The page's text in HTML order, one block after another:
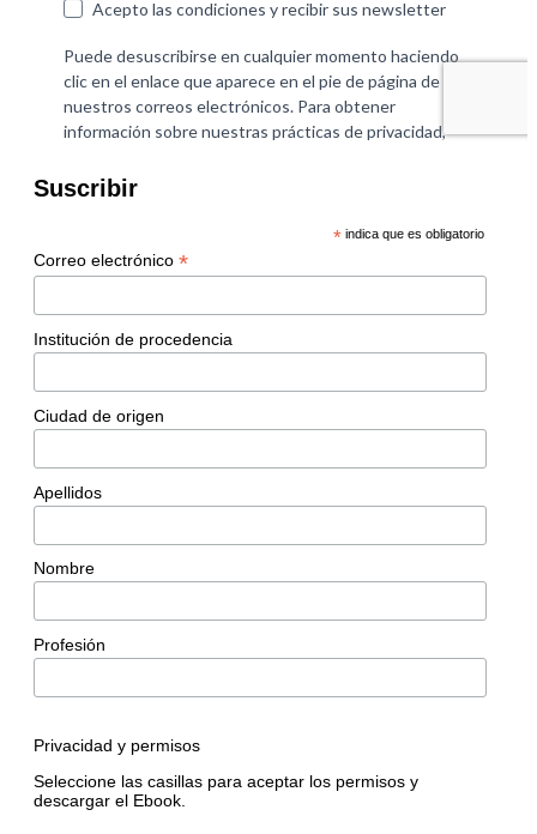
Suscribir
* indica que es obligatorio
Correo electrónico *
Institución de procedencia
Ciudad de origen
Apellidos
Nombre
Profesión
Privacidad y permisos
Seleccione las casillas para aceptar los permisos y
descargar el Ebook.